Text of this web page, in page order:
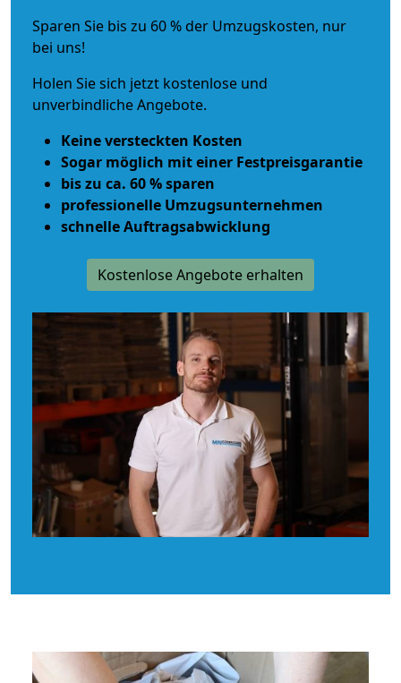
Sparen Sie bis zu 60 % der Umzugskosten, nur
bei uns!
Holen Sie sich jetzt kostenlose und
unverbindliche Angebote.
Keine versteckten Kosten
Sogar möglich mit einer Festpreisgarantie
bis zu ca. 60 % sparen
professionelle Umzugsunternehmen
schnelle Auftragsabwicklung
Kostenlose Angebote erhalten